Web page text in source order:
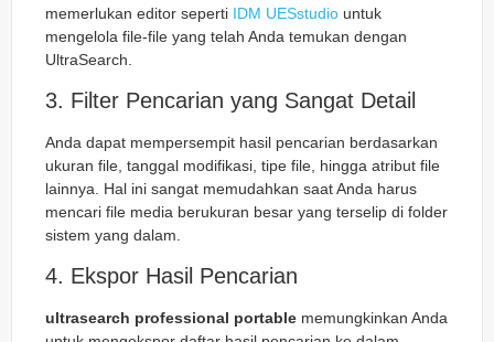
memerlukan editor seperti IDM UESstudio untuk
mengelola file-file yang telah Anda temukan dengan
UltraSearch.
3. Filter Pencarian yang Sangat Detail
Anda dapat mempersempit hasil pencarian berdasarkan
ukuran file, tanggal modifikasi, tipe file, hingga atribut file
lainnya. Hal ini sangat memudahkan saat Anda harus
mencari file media berukuran besar yang terselip di folder
sistem yang dalam.
4. Ekspor Hasil Pencarian
ultrasearch professional portable memungkinkan Anda